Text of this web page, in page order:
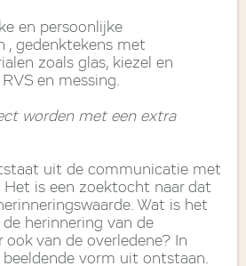
en persoonlijke
, gedenktekens met
zoals glas, kiezel en
en messing.
worden met een extra
uit de communicatie met
Het is een zoektocht naar dat
Wat is het
herinnering van de
ook van de overledene? In
beeldende vorm uit ontstaan.